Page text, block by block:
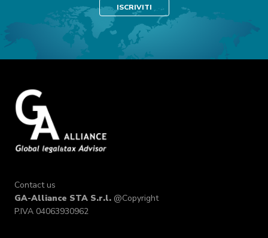
Contact us
GA-Alliance STA S.r.l. @Copyright
P.IVA 04063930962